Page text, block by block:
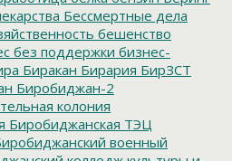
Бессмертные дела
бешенство
без поддержки бизнес-
Биракан Бирария БирЗСТ
Биробиджан-2
колония
Биробиджанская ТЭЦ
военный